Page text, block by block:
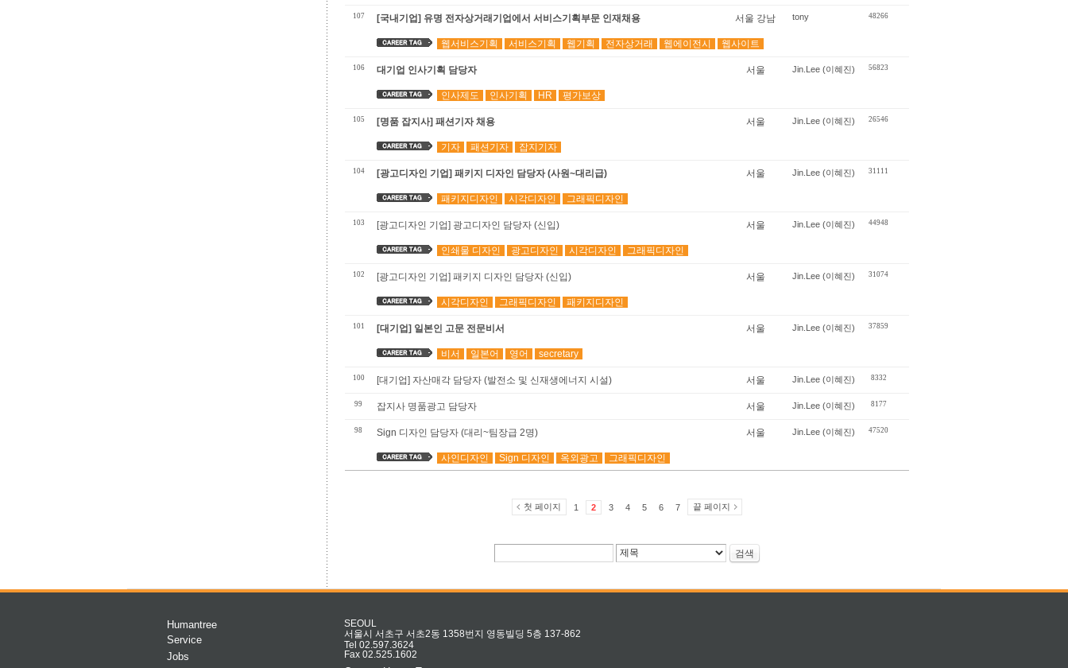
107 [국내기업] 유명 전자상거래기업에서 서비스기획부문 인재채용 서울 강남 tony 48266
웹서비스기획 서비스기획 웹기획 전자상거래 웹에이전시 웹사이트
106 대기업 인사기획 담당자 서울 Jin.Lee (이혜진) 56823
인사제도 인사기획 HR 평가보상
105 [명품 잡지사] 패션기자 채용 서울 Jin.Lee (이혜진) 26546
기자 패션기자 잡지기자
104 [광고디자인 기업] 패키지 디자인 담당자 (사원~대리급) 서울 Jin.Lee (이혜진) 31111
패키지디자인 시각디자인 그래픽디자인
103 [광고디자인 기업] 광고디자인 담당자 (신입) 서울 Jin.Lee (이혜진) 44948
인쇄물 디자인 광고디자인 시각디자인 그래픽디자인
102 [광고디자인 기업] 패키지 디자인 담당자 (신입) 서울 Jin.Lee (이혜진) 31074
시각디자인 그래픽디자인 패키지디자인
101 [대기업] 일본인 고문 전문비서 서울 Jin.Lee (이혜진) 37859
비서 일본어 영어 secretary
100 [대기업] 자산매각 담당자 (발전소 및 신재생에너지 시설) 서울 Jin.Lee (이혜진) 8332
99 잡지사 명품광고 담당자 서울 Jin.Lee (이혜진) 8177
98 Sign 디자인 담당자 (대리~팀장급 2명) 서울 Jin.Lee (이혜진) 47520
사인디자인 Sign 디자인 옥외광고 그래픽디자인
첫 페이지 1 2 3 4 5 6 7 끝 페이지
검색
Humantree
Service
Jobs
SEOUL
서울시 서초구 서초2동 1358번지 영동빌딩 5층 137-862
Tel 02.597.3624
Fax 02.525.1602